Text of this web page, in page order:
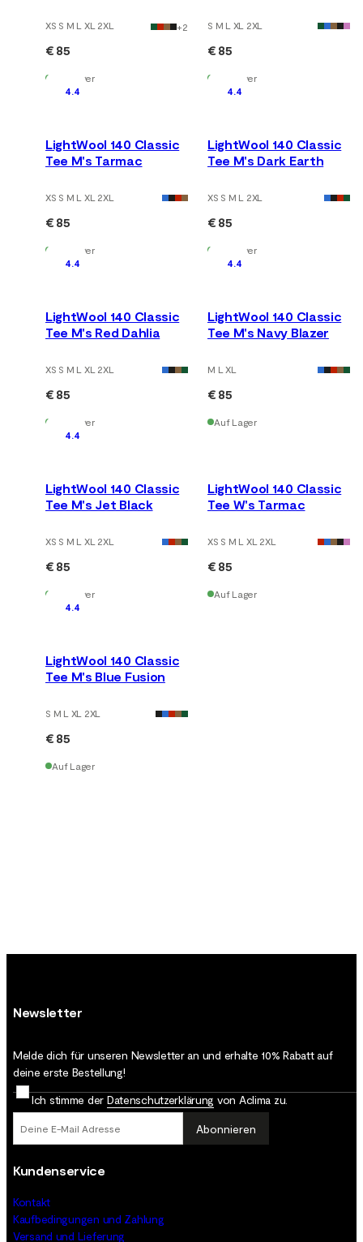
XS S M L XL 2XL +2
€ 85
Auf Lager
S M L XL 2XL
€ 85
Auf Lager
4.4
LightWool 140 Classic
Tee M's Tarmac
XS S M L XL 2XL
€ 85
Auf Lager
4.4
LightWool 140 Classic
Tee M's Dark Earth
XS S M L 2XL
€ 85
Auf Lager
4.4
LightWool 140 Classic
Tee M's Red Dahlia
XS S M L XL 2XL
€ 85
Auf Lager
4.4
LightWool 140 Classic
Tee M's Navy Blazer
M L XL
€ 85
Auf Lager
4.4
LightWool 140 Classic
Tee M's Jet Black
XS S M L XL 2XL
€ 85
Auf Lager
LightWool 140 Classic
Tee W's Tarmac
XS S M L XL 2XL
€ 85
Auf Lager
4.4
LightWool 140 Classic
Tee M's Blue Fusion
S M L XL 2XL
€ 85
Auf Lager
Newsletter
Melde dich für unseren Newsletter an und erhalte 10% Rabatt auf
deine erste Bestellung!
Ich stimme der Datenschutz­erklärung von Aclima zu.
Abonnieren
Kundenservice
Kontakt
Kaufbedingungen und Zahlung
Versand und Lieferung